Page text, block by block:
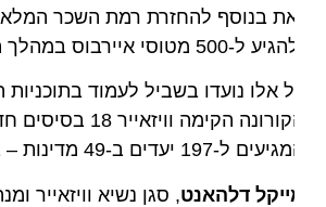
בנוסף להחזרת רמת השכר המלאה
איירבוס במהלך העשור הקרוב, כמו גם להציע אלפי משרות נוספות לטייסים ןאנשי צוות.
אלו נועדו בשביל לעמוד בתוכניות
יעדים ב-49 מדינות – בכך עקפה וויזאייר את נפח הפעילות שלה מלפני הקורונה.
דלהאנט, סגן נשיא וויזאייר